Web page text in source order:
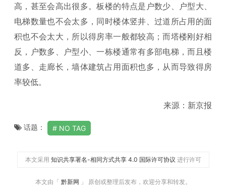
高，甚至会高出很多。板楼的特点是户数少、户型大、
电梯数量也不会太多，同时楼体竖井、过道所占用的面
积也不会太大，所以得房率一般都较高；而塔楼刚好相
反，户数多、户型小、一栋楼通常有多部电梯，而且楼
道多、走廊长，墙体建筑占用面积也多，从而导致得房
率较低。
来源：新京报
话题： NO TAG
本文采用 知识共享署名-相同方式共享 4.0 国际许可协议 进行许可
本文由「 黔新网 」 原创或整理后发布，欢迎分享和转发。